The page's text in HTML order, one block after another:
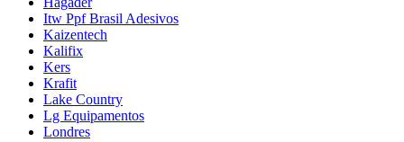
Itw Ppf Brasil Adesivos
Kaizentech
Kalifix
Kers
Krafit
Lake Country
Lg Equipamentos
Londres